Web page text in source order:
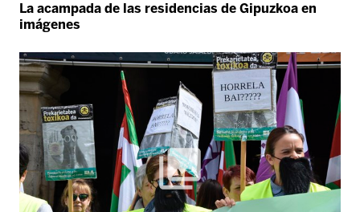
La acampada de las residencias de Gipuzkoa en
imágenes